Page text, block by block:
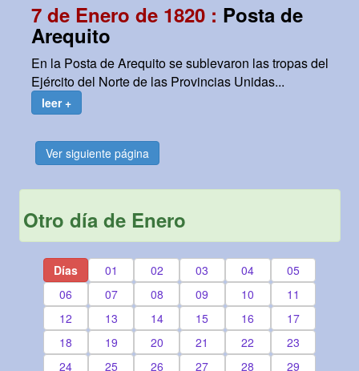
7 de Enero de 1820 : Posta de
Arequito
En la Posta de Arequito se sublevaron las tropas del
Ejército del Norte de las Provincias Unidas...
leer +
Ver siguiente página
Otro día de Enero
Días 01 02 03 04
05
06
07 08 09 10
11
12
13 14 15 16
17
18
19 20 21 22
23
24
25 26 27 28
29